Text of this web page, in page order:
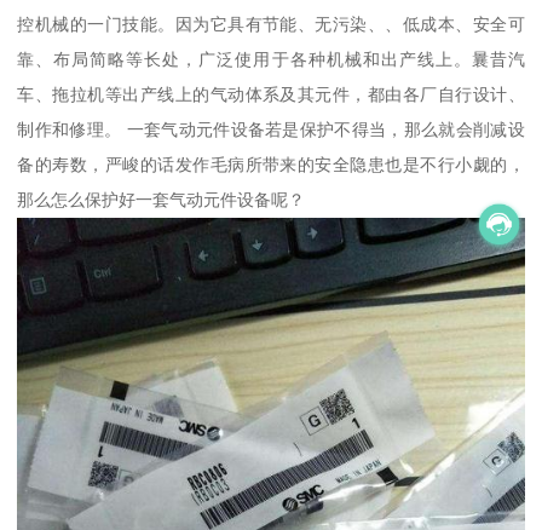
控机械的一门技能。因为它具有节能、无污染、、低成本、安全可
靠、布局简略等长处，广泛使用于各种机械和出产线上。曩昔汽
车、拖拉机等出产线上的气动体系及其元件，都由各厂自行设计、
制作和修理。 一套气动元件设备若是保护不得当，那么就会削减设
备的寿数，严峻的话发作毛病所带来的安全隐患也是不行小觑的，
那么怎么保护好一套气动元件设备呢？